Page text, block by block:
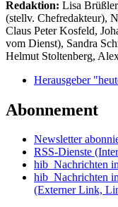
Redaktion: Lisa
(stellv. Chefredakteur),
Claus Peter Kosfeld,
vom Dienst), Sandra
Helmut Stoltenberg,
Herausgeber
Abonnement
Newsletter
RSS-Dienste
hib_Nachrichten
hib_Nachrichten
(Externer Link,